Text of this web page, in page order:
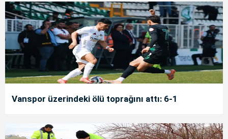
Vanspor üzerindeki ölü toprağını attı: 6-1